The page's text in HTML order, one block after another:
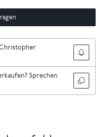
Sprechen